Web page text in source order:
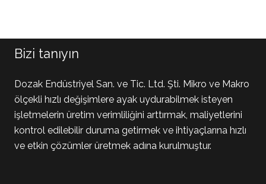
Bizi tanıyın
Dozak Endüstriyel San. ve Tic. Ltd. Şti. Mikro ve Makro
ölçekli hızlı değişimlere ayak uydurabilmek isteyen
işletmelerin üretim verimliliğini arttırmak, maliyetlerini
kontrol edilebilir duruma getirmek ve ihtiyaçlarına hızlı
ve etkin çözümler üretmek adına kurulmuştur.